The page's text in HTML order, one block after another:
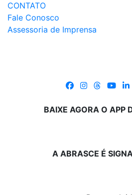
CONTATO
Fale Conosco
Assessoria de Imprensa
BAIXE AGORA O APP
A ABRASCE É